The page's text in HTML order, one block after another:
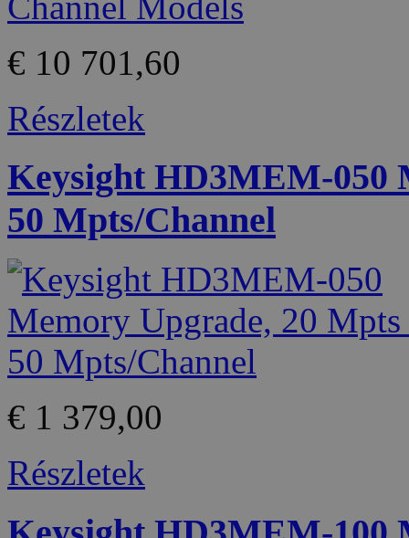
€ 10 701,60
Részletek
Keysight HD3MEM-050
50 Mpts/Channel
€ 1 379,00
Részletek